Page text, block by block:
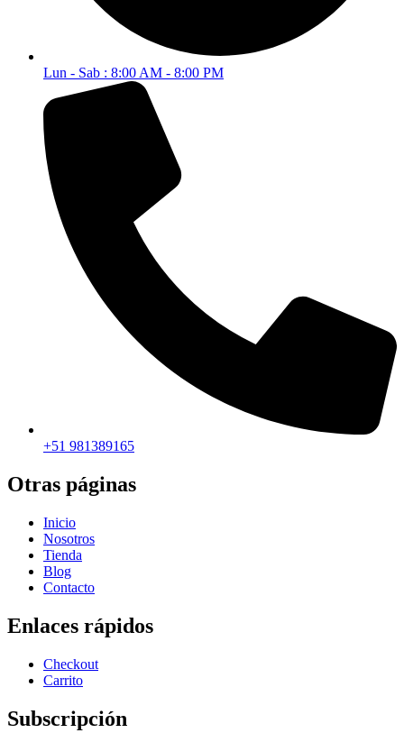
Lun - Sab : 8:00 AM - 8:00 PM
+51 981389165​
Otras páginas
Inicio
Nosotros
Tienda
Blog
Contacto
Enlaces rápidos
Checkout
Carrito
Subscripción